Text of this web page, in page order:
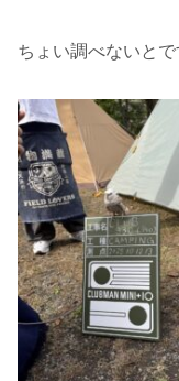
ちょい調べないと